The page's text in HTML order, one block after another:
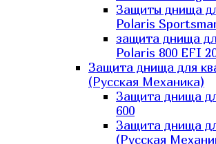
Защиты днища
Polaris
защита днища
Polaris 800 EFI
Защита днища для
(Русская Механика)
Защита днища
600
Защита днища
(Русская